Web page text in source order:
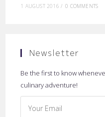
1 AUGUST 2016 / 0 COMMENTS
Newsletter
Be the first to know
culinary adventure!